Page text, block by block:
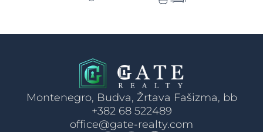
Montenegro, Budva, Žrtava Fašizma, bb
+382 68 522489
office@gate-realty.com